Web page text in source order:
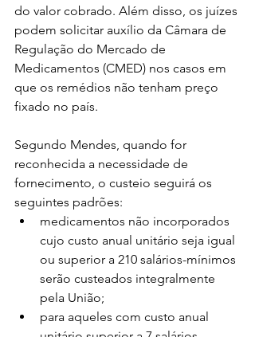
do valor cobrado. Além disso, os juízes
podem solicitar auxílio da Câmara de
Regulação do Mercado de
Medicamentos (CMED) nos casos em
que os remédios não tenham preço
fixado no país.
Segundo Mendes, quando for
reconhecida a necessidade de
fornecimento, o custeio seguirá os
seguintes padrões:
medicamentos não incorporados
cujo custo anual unitário seja igual
ou superior a 210 salários-mínimos
serão custeados integralmente
pela União;
para aqueles com custo anual